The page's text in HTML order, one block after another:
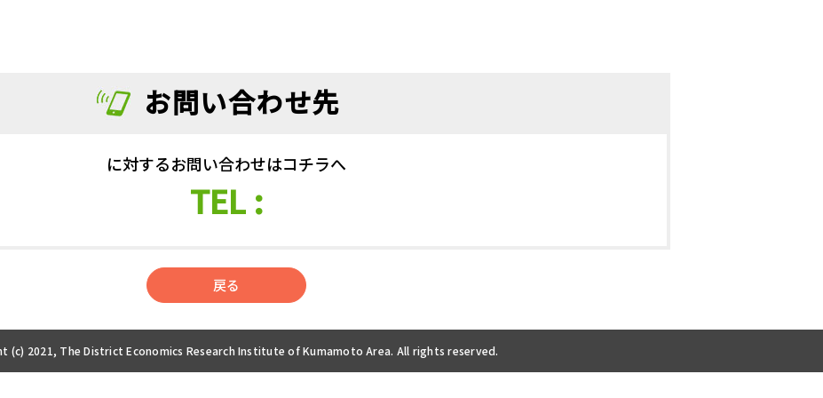
お問い合わせ先
に対するお問い合わせはコチラへ
TEL :
戻る
(c) 2021, The District Economics Research Institute of Kumamoto Area. All rights reserved.